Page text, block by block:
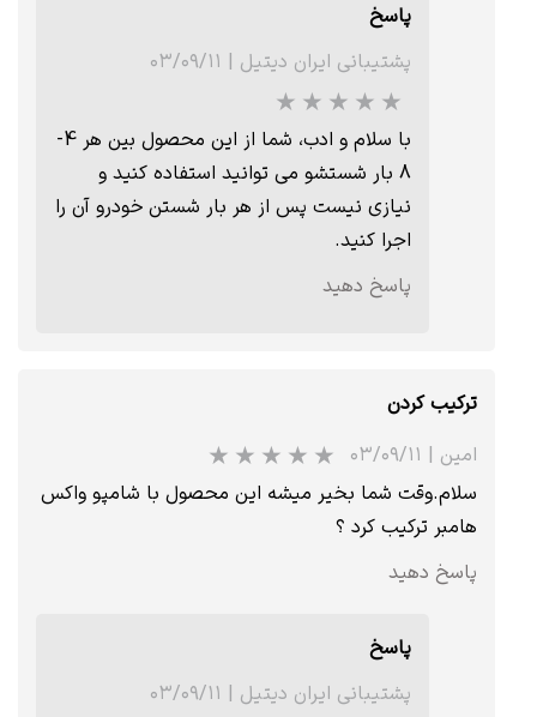
★
★★ ★★★
پاسخ
پشتیبانی ایران دیتیل | ۰۳/۰۹/۱۱
با سلام و ادب، شما از این محصول بین هر 4-
8 بار شستشو می توانید استفاده کنید و
نیازی نیست پس از هر بار شستن خودرو آن را
اجرا کنید.
پاسخ دهید
ترکیب کردن
امین | ۰۳/۰۹/۱۱
سلام.وقت شما بخیر میشه این محصول با شامپو واکس
هامبر ترکیب کرد ؟
پاسخ دهید
پاسخ
پشتیبانی ایران دیتیل | ۰۳/۰۹/۱۱